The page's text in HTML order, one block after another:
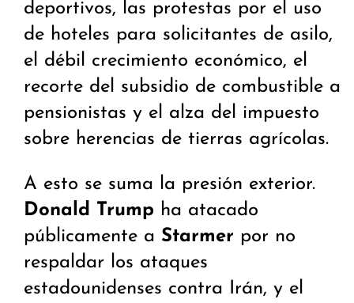
deportivos, las protestas por el uso
de hoteles para solicitantes de asilo,
el débil crecimiento económico, el
recorte del subsidio de combustible a
pensionistas y el alza del impuesto
sobre herencias de tierras agrícolas.
A esto se suma la presión exterior.
Donald Trump ha atacado
públicamente a Starmer por no
respaldar los ataques
estadounidenses contra Irán, y el